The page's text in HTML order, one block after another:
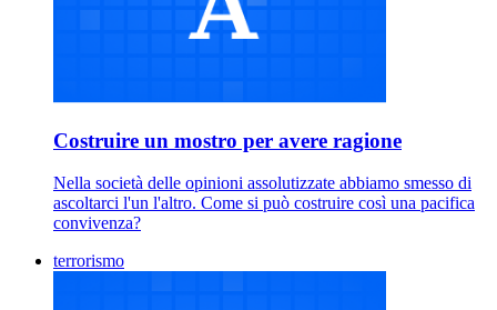
Costruire un mostro per avere ragione
Nella società delle opinioni assolutizzate abbiamo smesso di
ascoltarci l'un l'altro. Come si può costruire così una pacifica
convivenza?
terrorismo